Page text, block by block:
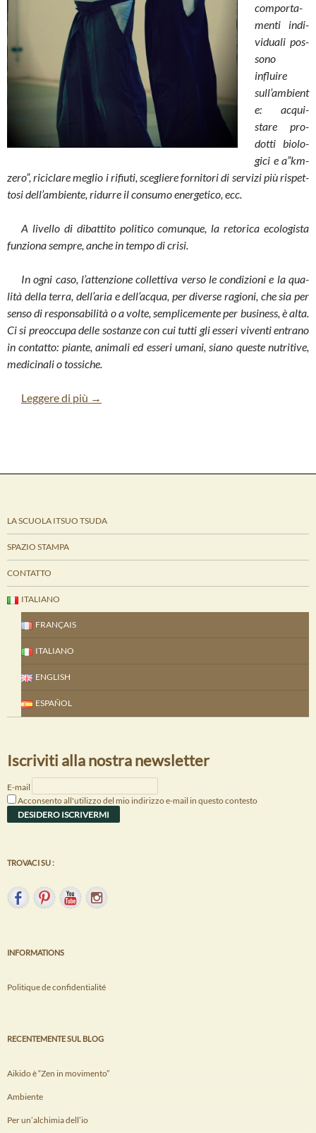
com­por­ta­
menti indi­
vi­duali pos­
sono
influire
sull’ambient
e: acqui­
stare pro­
dotti bio­lo­
gici e a”km-
zero”, rici­clare meglio i rifiuti, sce­gliere for­ni­tori di ser­vizi più rispet­
tosi dell’ambiente, ridurre il con­sumo ener­ge­tico, ecc.
A livello di dibat­tito poli­tico comun­que, la reto­rica eco­lo­gi­sta
fun­ziona sem­pre, anche in tempo di crisi.
In ogni caso, l’attenzione col­let­tiva verso le con­di­zioni e la qua­
lità della terra, dell’aria e dell’acqua, per diverse ragioni, che sia per
senso di respon­sa­bi­lità o a volte, sem­pli­ce­mente per busi­ness, è alta.
Ci si pre­oc­cupa delle sostanze con cui tutti gli esseri viventi entrano
in con­tatto: piante, ani­mali ed esseri umani, siano que­ste nutri­tive,
medi­ci­nali o tos­si­che.
Leggere di più →
LA SCUOLA ITSUO TSUDA
SPAZIO STAMPA
CONTATTO
ITALIANO
FRANÇAIS
ITALIANO
ENGLISH
ESPAÑOL
Iscriviti alla nostra newsletter
E-mail
Acconsento all'utilizzo del mio indirizzo e-mail in questo contesto
TROVACI SU :
INFORMATIONS
Politique de confidentialité
RECENTEMENTE SUL BLOG
Aikido è “Zen in movimento”
Ambiente
Per un’alchimia dell’io